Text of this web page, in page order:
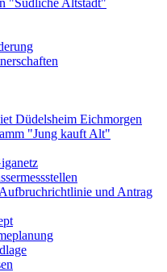
"Südliche Altstadt"
Düdelsheim Eichmorgen
"Jung kauft Alt"
und Antrag